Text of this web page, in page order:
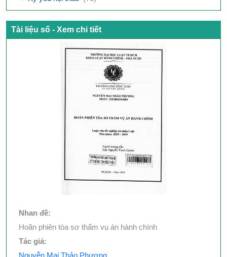
Tài liệu số - Xem chi tiết
Nhan đề:
Hoãn phiên tòa sơ thẩm vụ án hành chính
Tác giả: